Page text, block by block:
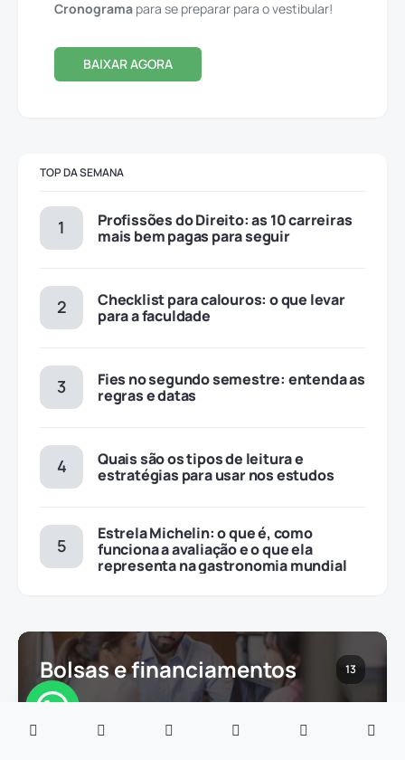
Cronograma para se preparar para o vestibular!
BAIXAR AGORA
TOP DA SEMANA
Profissões do Direito: as 10 carreiras
mais bem pagas para seguir
Checklist para calouros: o que levar
para a faculdade
Fies no segundo semestre: entenda as
regras e datas
Quais são os tipos de leitura e
estratégias para usar nos estudos
Estrela Michelin: o que é, como
funciona a avaliação e o que ela
representa na gastronomia mundial
Bolsas e financiamentos 13
Carreiras